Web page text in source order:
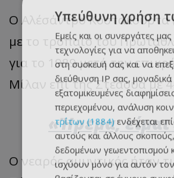
Ο Αλέσάντρο Κοστακούρτα
με το τρόπαιο του
για το 1989 μετά την
Μίλαν επί της Στεάουα με
«Ήρεμα,
Ο νεαρός αμυντικός ήταν
Υπεύθυνη χρήση
Εμείς και οι συνεργάτες
τεχνολογίες για να
στη συσκευή σας και να
διεύθυνση IP σας, μοναδικά
εξατομικευμένες
περιεχομένου, ανάλυση
τρίτων (1884)ενδέχεται
αυτούς και άλλους
δεδομένων γεωεντοπισμού
ισχύουν μόνο για αυτόν